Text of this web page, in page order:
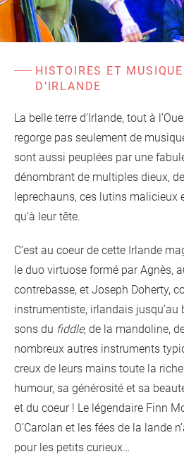
Les Étincelles
d'information
Ressources des
Livrets pédagogiques
Présentation
Actualités
HISTOIRES ET
D’IRLANDE
La belle terre d’Irlande, tout à
regorge pas seulement de
sont aussi peuplées par une
dénombrant de multiples dieux,
leprechauns, ces lutins malicieux
qu’à leur tête.
C’est au coeur de cette Irlande
le duo virtuose formé par Agnès,
contrebasse, et Joseph Doherty,
instrumentiste, irlandais jusqu’au
sons du fiddle, de la mandoline,
nombreux autres instruments
creux de leurs mains toute la
humour, sa générosité et sa
et du coeur ! Le légendaire Finn
O’Carolan et les fées de la lande
pour les petits curieux…